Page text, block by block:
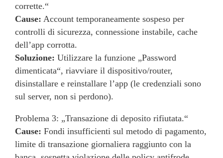
corrette.“
Cause: Account temporaneamente sospeso per
controlli di sicurezza, connessione instabile, cache
dell’app corrotta.
Soluzione: Utilizzare la funzione „Password
dimenticata“, riavviare il dispositivo/router,
disinstallare e reinstallare l’app (le credenziali sono
sul server, non si perdono).
Problema 3: „Transazione di deposito rifiutata.“
Cause: Fondi insufficienti sul metodo di pagamento,
limite di transazione giornaliera raggiunto con la